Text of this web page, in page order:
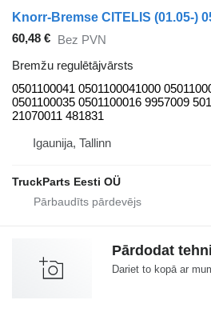
60,48 € Bez PVN
Bremžu regulētājvārsts
0501100041 0501100041000
0501100035 0501100016 9957009
21070011 481831
Igaunija, Tallinn
TruckParts Eesti OÜ
Pārdodat
Dariet to kopā ar